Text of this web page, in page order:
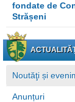
fondate de
Strășeni
Noutăţi și
Anunțuri